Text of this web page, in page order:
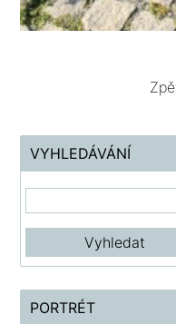
VYHLEDÁVÁNÍ
PORTRÉT